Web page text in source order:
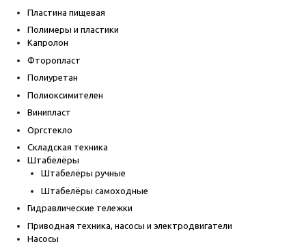
Пластина пищевая
Полимеры и пластики
Капролон
Фторопласт
Полиуретан
Полиоксимителен
Винипласт
Оргстекло
Складская техника
Штабелёры
Штабелёры ручные
Штабелёры самоходные
Гидравлические тележки
Приводная техника, насосы и электродвигатели
Насосы